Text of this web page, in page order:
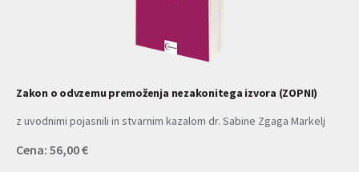
Zakon o odvzemu premoženja nezakonitega izvora (ZOPNI)
z uvodnimi pojasnili in stvarnim kazalom dr. Sabine Zgaga Markelj
Cena: 56,00 €